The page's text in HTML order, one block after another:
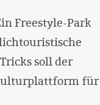
Freestyle-Park
soll der
für